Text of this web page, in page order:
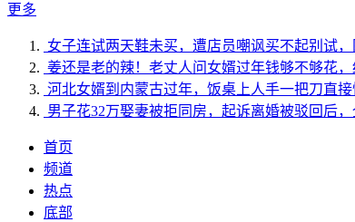
更多
女子连试两天鞋未买，遭店员嘲讽买不起别试
姜还是老的辣！老丈人问女婿过年钱够不够花
河北女婿到内蒙古过年，饭桌上人手一把刀直
男子花32万娶妻被拒同房，起诉离婚被驳回后
首页
频道
热点
底部